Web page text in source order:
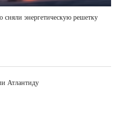
сняли энергетическую решетку
Атлантиду